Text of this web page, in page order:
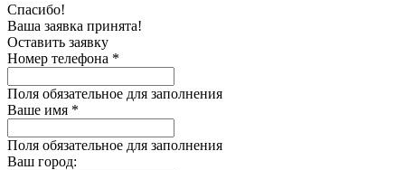
Спасибо!
Ваша заявка принята!
Оставить заявку
Номер телефона *
Поля обязательное для заполнения
Ваше имя *
Поля обязательное для заполнения
Ваш город: